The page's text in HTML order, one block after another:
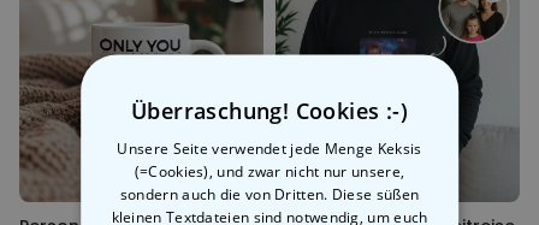
Überraschung! Cookies :-)
Unsere Seite verwendet jede Menge Keksis
(=Cookies), und zwar nicht nur unsere,
sondern auch die von Dritten. Diese süßen
kleinen Textdateien sind notwendig, um euch